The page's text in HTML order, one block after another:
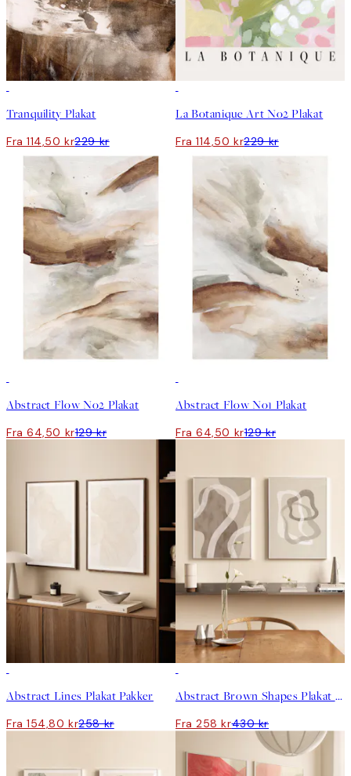
Tranquility Plakat
Fra 114,50 kr229 kr
La Botanique Art No2 Plakat
Fra 114,50 kr229 kr
Abstract Flow No2 Plakat
Fra 64,50 kr129 kr
Abstract Flow No1 Plakat
Fra 64,50 kr129 kr
Abstract Lines Plakat Pakker
Fra 154,80 kr258 kr
Abstract Brown Shapes Plakat Pakker
Fra 258 kr430 kr